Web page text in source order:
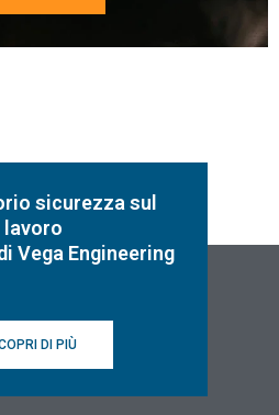
sicurezza sul
lavoro
Vega Engineering
DI PIÙ